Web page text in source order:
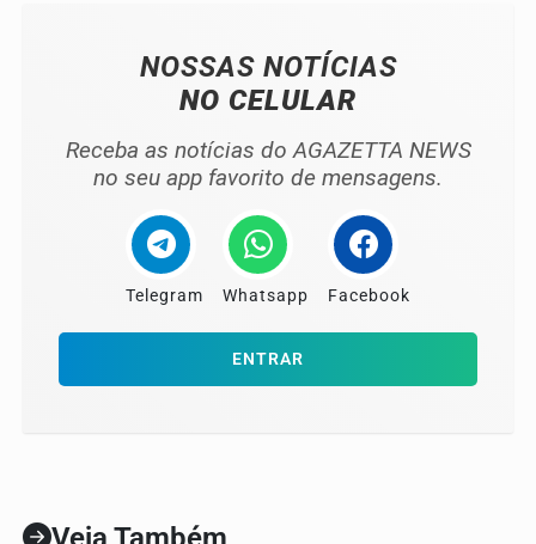
NOSSAS NOTÍCIAS
NO CELULAR
Receba as notícias do AGAZETTA NEWS
no seu app favorito de mensagens.
Telegram Whatsapp Facebook
ENTRAR